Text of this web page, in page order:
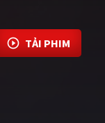
TẢI PHIM